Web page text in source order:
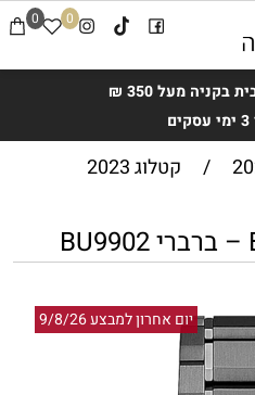
מעל 350 ₪
0 0
/ קטלוג 2023
יום אחרון למבצע 9/8/26